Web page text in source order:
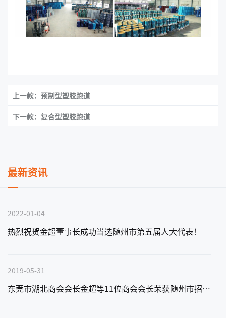
上一款：预制型塑胶跑道
下一款：复合型塑胶跑道
最新资讯
2022-01-04
热烈祝贺金超董事长成功当选随州市第五届人大代表！
2019-05-31
东莞市湖北商会会长金超等11位商会会长荣获随州市招商大使称号